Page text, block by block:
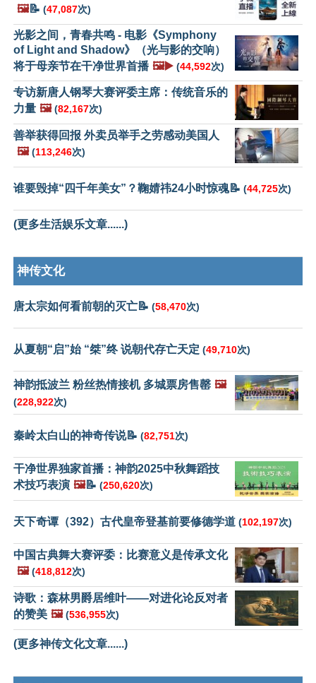
🖼️📝 (47,087次)
光影之间，青春共鸣 - 电影《Symphony
of Light and Shadow》（光与影的交响）
将于母亲节在干净世界首播 🖼️▶️ (44,592次)
专访新唐人钢琴大赛评委主席：传统音乐的
力量 🖼️ (82,167次)
善举获得回报 外卖员举手之劳感动美国人
🖼️ (113,246次)
谁要毁掉“四千年美女”？鞠婧祎24小时惊魂📝 (44,725次)
(更多生活娱乐文章......)
神传文化
唐太宗如何看前朝的灭亡📝 (58,470次)
从夏朝“启”始 “桀”终 说朝代存亡天定 (49,710次)
神韵抵波兰 粉丝热情接机 多城票房售罄 🖼️
(228,922次)
秦岭太白山的神奇传说📝 (82,751次)
干净世界独家首播：神韵2025中秋舞蹈技
术技巧表演 🖼️📝 (250,620次)
天下奇谭（392）古代皇帝登基前要修德学道 (102,197次)
中国古典舞大赛评委：比赛意义是传承文化
🖼️ (418,812次)
诗歌：森林男爵居维叶——对进化论反对者
的赞美 🖼️ (536,955次)
(更多神传文化文章......)